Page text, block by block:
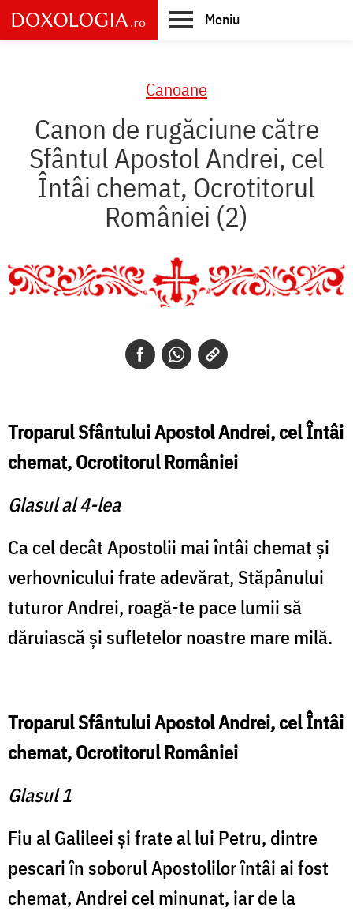
Skip
to
main
Meniu
Canoane
Canon de rugăciune către
Sfântul Apostol Andrei, cel
Întâi chemat, Ocrotitorul
României (2)
Troparul Sfântului Apostol Andrei, cel Întâi
chemat, Ocrotitorul României
Glasul al 4-lea
Ca cel decât Apostolii mai întâi chemat şi
verhovnicului frate adevărat, Stăpânului
tuturor Andrei, roagă-te pace lumii să
dăruiască şi sufletelor noastre mare milă.
Troparul Sfântului Apostol Andrei, cel Întâi
chemat, Ocrotitorul României
Glasul 1
Fiu al Galileei şi frate al lui Petru, dintre
pescari în soborul Apostolilor întâi ai fost
chemat, Andrei cel minunat, iar de la